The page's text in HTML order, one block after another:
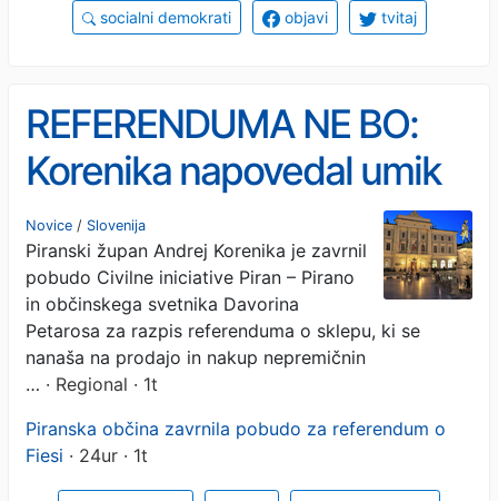
socialni demokrati objavi tvitaj
REFERENDUMA NE BO:
Korenika napovedal umik
prodaje zemljišč v Fiesi
Novice / Slovenija
Piranski župan Andrej Korenika je zavrnil
pobudo Civilne iniciative Piran – Pirano
in občinskega svetnika Davorina
Petarosa za razpis referenduma o sklepu, ki se
nanaša na prodajo in nakup nepremičnin
… · Regional · 1t
Piranska občina zavrnila pobudo za referendum o
Fiesi · 24ur · 1t